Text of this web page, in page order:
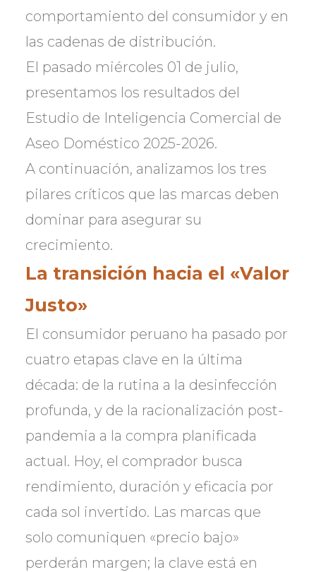
comportamiento del consumidor y en
las cadenas de distribución.
El pasado miércoles 01 de julio,
presentamos los resultados del
Estudio de Inteligencia Comercial de
Aseo Doméstico 2025-2026.
A continuación, analizamos los tres
pilares críticos que las marcas deben
dominar para asegurar su
crecimiento.
La transición hacia el «Valor
Justo»
El consumidor peruano ha pasado por
cuatro etapas clave en la última
década: de la rutina a la desinfección
profunda, y de la racionalización post-
pandemia a la compra planificada
actual. Hoy, el comprador busca
rendimiento, duración y eficacia por
cada sol invertido. Las marcas que
solo comuniquen «precio bajo»
perderán margen; la clave está en